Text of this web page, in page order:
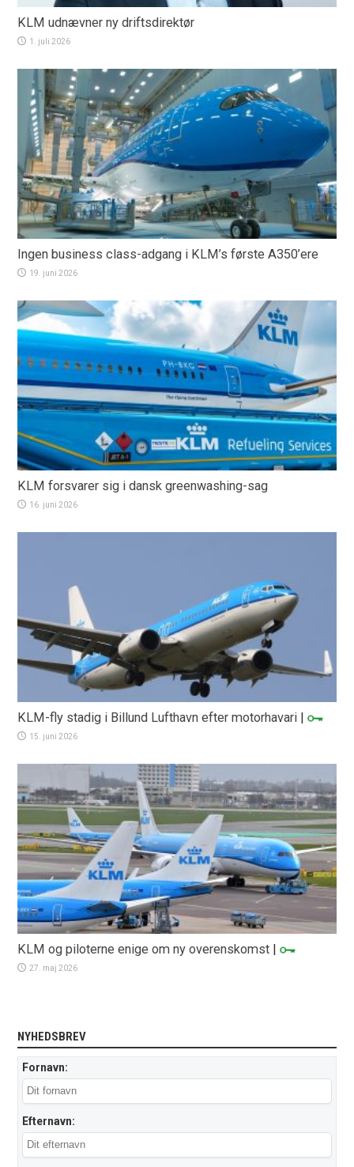
KLM udnævner ny driftsdirektør
1. juli 2026
Ingen business class-adgang i KLM’s første A350’ere
19. juni 2026
KLM forsvarer sig i dansk greenwashing-sag
16. juni 2026
KLM-fly stadig i Billund Lufthavn efter motorhavari |
15. juni 2026
KLM og piloterne enige om ny overenskomst |
27. maj 2026
NYHEDSBREV
Fornavn:
Efternavn: